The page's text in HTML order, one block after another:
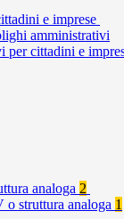
e imprese
amministrativi
per cittadini e
analoga 2
struttura analoga 1